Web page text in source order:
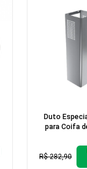
Duto
para Coifa
R$ 282,90